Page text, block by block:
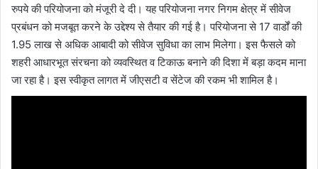
रुपये की परियोजना को मंजूरी दे दी। यह परियोजना नगर निगम क्षेत्र में सीवेज
प्रबंधन को मजबूत करने के उद्देश्य से तैयार की गई है। परियोजना से 17 वार्डों की
1.95 लाख से अधिक आबादी को सीवेज सुविधा का लाभ मिलेगा। इस फैसले को
शहरी आधारभूत संरचना को व्यवस्थित व टिकाऊ बनाने की दिशा में बड़ा कदम माना
जा रहा है। इस स्वीकृत लागत में जीएसटी व सेंटेज की रकम भी शामिल है।